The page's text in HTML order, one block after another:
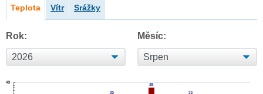
Teplota Vítr Srážky
Rok: Měsíc: